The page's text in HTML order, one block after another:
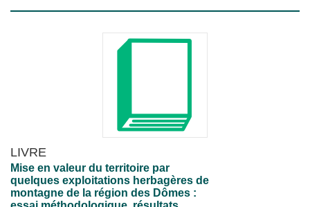
LIVRE
Mise en valeur du territoire par
quelques exploitations herbagères de
montagne de la région des Dômes :